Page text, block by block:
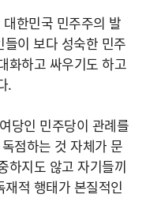
한민국 민주주의 발
이 보다 성숙한 민주
화하고 싸우기도 하고
.
당인 민주당이 관례를
점하는 것 자체가 문
하지도 않고 자기들끼
적 행태가 본질적인